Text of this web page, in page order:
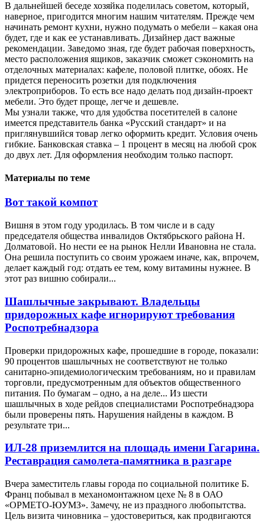
В дальнейшей беседе хозяйка поделилась советом, который,
наверное, пригодится многим нашим читателям. Прежде чем
начинать ремонт кухни, нужно подумать о мебели – какая она
будет, где и как ее устанавливать. Дизайнер даст важные
рекомендации. Заведомо зная, где будет рабочая поверхность,
место расположения ящиков, заказчик сможет сэкономить на
отделочных материалах: кафеле, половой плитке, обоях. Не
придется переносить розетки для подключения
электроприборов. То есть все надо делать под дизайн-проект
мебели. Это будет проще, легче и дешевле.
Мы узнали также, что для удобства посетителей в салоне
имеется представитель банка «Русский стандарт» и на
приглянувшийся товар легко оформить кредит. Условия очень
гибкие. Банковская ставка – 1 процент в месяц на любой срок
до двух лет. Для оформления необходим только паспорт.
Материалы по теме
Вот такой компот
Вишня в этом году уродилась. В том числе и в саду
председателя общества инвалидов Октябрьского района Н.
Долматовой. Но нести ее на рынок Нелли Ивановна не стала.
Она решила поступить со своим урожаем иначе, как, впрочем,
делает каждый год: отдать ее тем, кому витамины нужнее. В
этот раз вишню собирали...
Шашлычные закрывают. Владельцы
придорожных кафе игнорируют требования
Роспотребнадзора
Проверки придорожных кафе, прошедшие в городе, показали:
90 процентов шашлычных не соответствуют не только
санитарно-эпидемиологическим требованиям, но и правилам
торговли, предусмотренным для объектов общественного
питания. По бумагам – одно, а на деле... Из шести
шашлычных в ходе рейдов специалистами Роспотребнадзора
были проверены пять. Нарушения найдены в каждом. В
результате три...
ИЛ-28 приземлится на площадь имени Гагарина.
Реставрация самолета-памятника в разгаре
Вчера заместитель главы города по социальной политике Б.
Франц побывал в механомонтажном цехе № 8 в ОАО
«ОРМЕТО-ЮУМЗ». Замечу, не из праздного любопытства.
Цель визита чиновника – удостовериться, как продвигаются